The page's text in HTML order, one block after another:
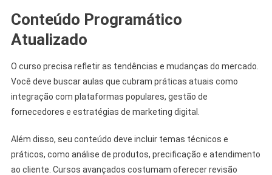
Conteúdo Programático
Atualizado
O curso precisa refletir as tendências e mudanças do mercado.
Você deve buscar aulas que cubram práticas atuais como
integração com plataformas populares, gestão de
fornecedores e estratégias de marketing digital.
Além disso, seu conteúdo deve incluir temas técnicos e
práticos, como análise de produtos, precificação e atendimento
ao cliente. Cursos avançados costumam oferecer revisão